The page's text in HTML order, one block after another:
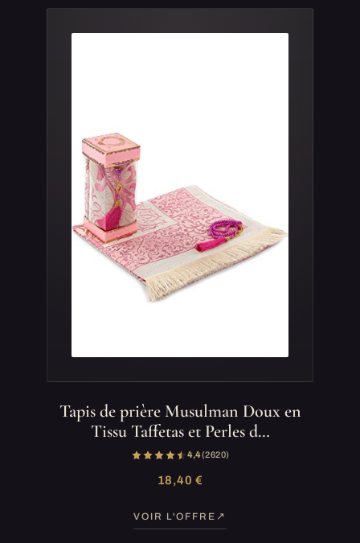
Tapis de prière Musulman Doux en
Tissu Taffetas et Perles d…
4,4(2 620)
18,40 €
VOIR L'OFFRE